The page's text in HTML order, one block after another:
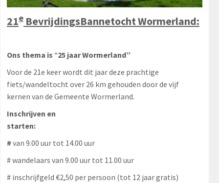
21eBevrijdingsBannetocht Wormerland:
Ons thema is “25 jaar Wormerland”
Voor de 21e keer wordt dit jaar deze prachtige
fiets/wandeltocht over 26 km gehouden door de vijf
kernen van de Gemeente Wormerland.
Inschrijven en
starten:
# van 9.00 uur tot 14.00 uur
# wandelaars van 9.00 uur tot 11.00 uur
# inschrijfgeld €2,50 per persoon (tot 12 jaar gratis)